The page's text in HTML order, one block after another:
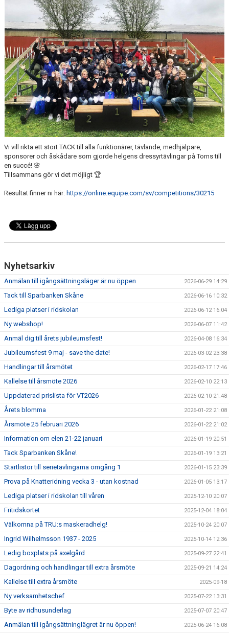
ANLÄGGNING
RIDHUSKALENDER
KONTAKT
BLI SPONSOR!
KLUBBSHOP
MEDLEMSKAP
HIPPOCRATES
STÖTTA TORNS
LEKTIONSPLANERING RIDSKOLA
Vi vill rikta ett stort TACK till alla funktionärer, tävlande, medhjälpare,
sponsorer och åskådare som gjorde helgens dressyrtävlingar på Torns till
en succé! 🌸
Tillsammans gör vi det möjligt 🏆
Resultat finner ni här: https://online.equipe.com/sv/competitions/30215
Nyhetsarkiv
Anmälan till igångsättningsläger är nu öppen 2026-06-29 14:29
Tack till Sparbanken Skåne 2026-06-16 10:32
Lediga platser i ridskolan 2026-06-12 16:04
Ny webshop! 2026-06-07 11:42
Anmäl dig till årets jubileumsfest! 2026-04-08 16:34
Jubileumsfest 9 maj - save the date! 2026-03-02 23:38
Handlingar till årsmötet 2026-02-17 17:46
Kallelse till årsmöte 2026 2026-02-10 22:13
Uppdaterad prislista för VT2026 2026-02-10 21:48
Årets blomma 2026-01-22 21:08
Årsmöte 25 februari 2026 2026-01-22 21:02
Information om elen 21-22 januari 2026-01-19 20:51
Tack Sparbanken Skåne! 2026-01-19 13:21
Startlistor till serietävlingarna omgång 1 2026-01-15 23:39
Prova på Knatteridning vecka 3 - utan kostnad 2026-01-05 13:17
Lediga platser i ridskolan till våren 2025-12-10 20:07
Fritidskortet 2025-12-04 18:04
Välkomna på TRU:s maskeradhelg! 2025-10-24 20:07
Ingrid Wilhelmsson 1937 - 2025 2025-10-14 12:36
Ledig boxplats på axelgård 2025-09-27 22:41
Dagordning och handlingar till extra årsmöte 2025-09-21 14:24
Kallelse till extra årsmöte 2025-09-18
Ny verksamhetschef 2025-07-22 13:31
Byte av ridhusunderlag 2025-07-07 20:47
Anmälan till igångsättninglägret är nu öppen! 2025-06-24 16:08